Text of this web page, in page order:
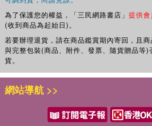
為了保護您的權益，「三民網路書店」 提供
(收到商品為起始日)。
若要辦理退貨，請在商品鑑賞期內寄回，且
與完整包裝(商品、附件、發票、隨貨贈品等)
貨。
網站導航 >>